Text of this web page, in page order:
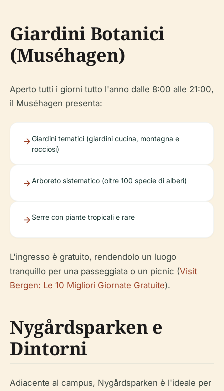
Giardini Botanici
(Muséhagen)
Aperto tutti i giorni tutto l'anno dalle 8:00 alle 21:00,
il Muséhagen presenta:
Giardini tematici (giardini cucina, montagna e
rocciosi)
Arboreto sistematico (oltre 100 specie di alberi)
Serre con piante tropicali e rare
L'ingresso è gratuito, rendendolo un luogo
tranquillo per una passeggiata o un picnic (Visit
Bergen: Le 10 Migliori Giornate Gratuite).
Nygårdsparken e
Dintorni
Adiacente al campus, Nygårdsparken è l'ideale per